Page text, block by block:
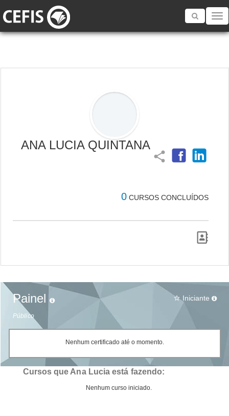
Toggle
ANA LUCIA QUINTANA
share
0 CURSOS CONCLUÍDOS
Painel
Público
star_border Iniciante
Nenhum certificado até o momento.
Cursos que Ana Lucia está fazendo:
Nenhum curso iniciado.